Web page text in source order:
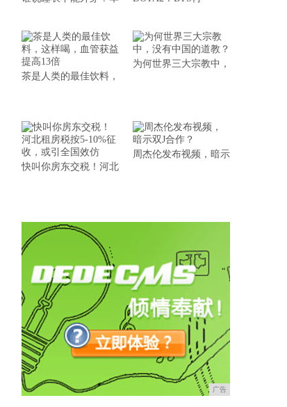
茶是人类的最佳饮料，
为何世界三大宗教中，
快叫你房东交税！河北
周杰伦发布视频，暗示
广告